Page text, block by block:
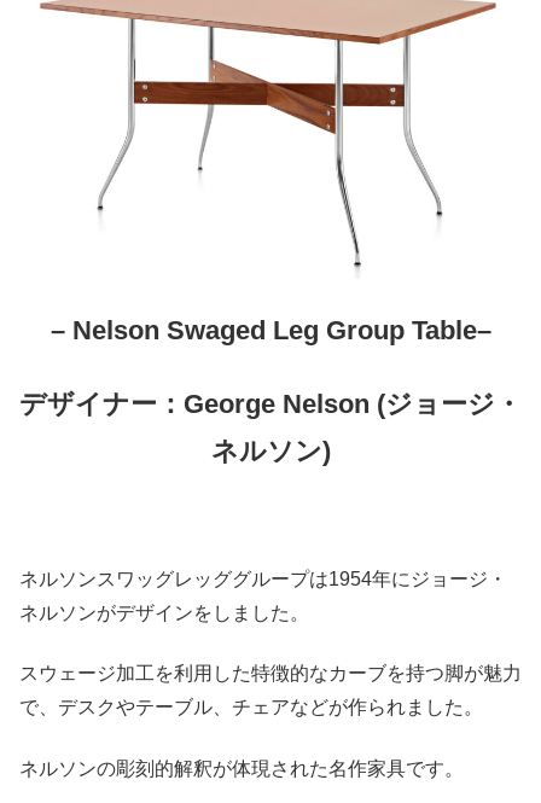
– Nelson Swaged Leg Group Table–
デザイナー：George Nelson (ジョージ・
ネルソン)
ネルソンスワッグレッググループは1954年にジョージ・
ネルソンがデザインをしました。
スウェージ加工を利用した特徴的なカーブを持つ脚が魅力
で、デスクやテーブル、チェアなどが作られました。
ネルソンの彫刻的解釈が体現された名作家具です。